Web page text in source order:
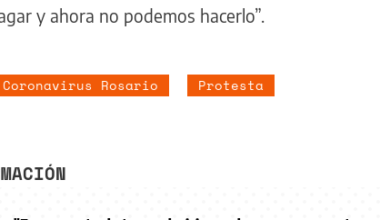
y ahora no podemos hacerlo”.
Coronavirus Rosario Protesta